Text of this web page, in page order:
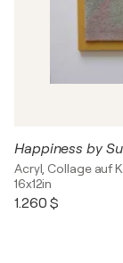
Happiness by
Acryl, Collage auf
16x12in
1.260 $